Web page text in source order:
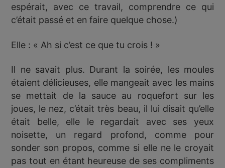
espérait, avec ce travail, comprendre ce qui
c’était passé et en faire quelque chose.)
Elle : « Ah si c’est ce que tu crois ! »
Il ne savait plus. Durant la soirée, les moules
étaient délicieuses, elle mangeait avec les mains
se mettait de la sauce au roquefort sur les
joues, le nez, c’était très beau, il lui disait qu’elle
était belle, elle le regardait avec ses yeux
noisette, un regard profond, comme pour
sonder son propos, comme si elle ne le croyait
pas tout en étant heureuse de ses compliments